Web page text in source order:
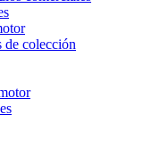
de colección